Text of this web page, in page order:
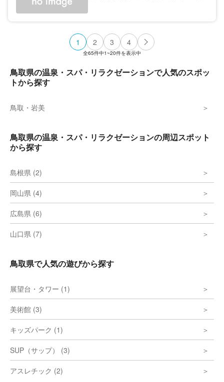
1 2 3 4
全65件中1~20件を表示中
鳥取県の温泉・スパ・リラクゼーションで人気のスポッ
トから探す
鳥取・岩美
鳥取県の温泉・スパ・リラクゼーションの周辺スポット
から探す
島根県 (2)
岡山県 (4)
広島県 (6)
山口県 (7)
鳥取県で人気の遊びから探す
展望台・タワー (1)
美術館 (3)
キッズパーク (1)
SUP（サップ） (3)
アスレチック (2)